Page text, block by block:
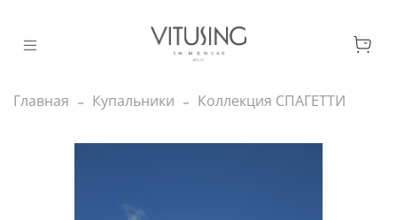
Главная Купальники Коллекция СПАГЕТТИ